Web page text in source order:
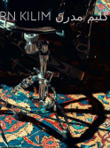
/ Modern Kilim گلیم مدرن